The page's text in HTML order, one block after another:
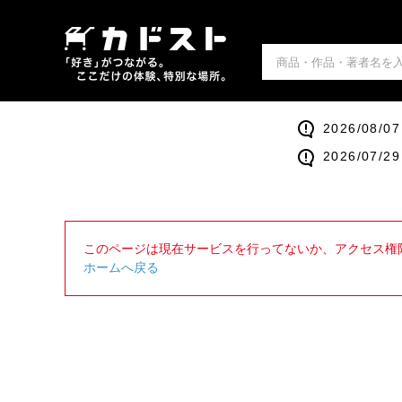
2026/08/07
2026/07/29
このページは現在サービスを行ってないか、アクセス
ホームへ戻る